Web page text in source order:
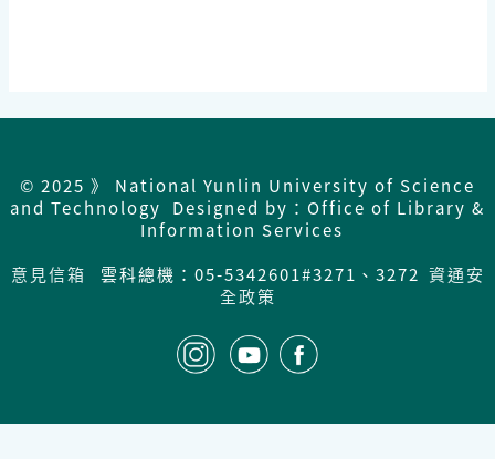
© 2025 》 National Yunlin University of Science
and Technology Designed by：Office of Library &
Information Services
意見信箱
雲科總機：05-5342601#3271、3272 資通安
全政策